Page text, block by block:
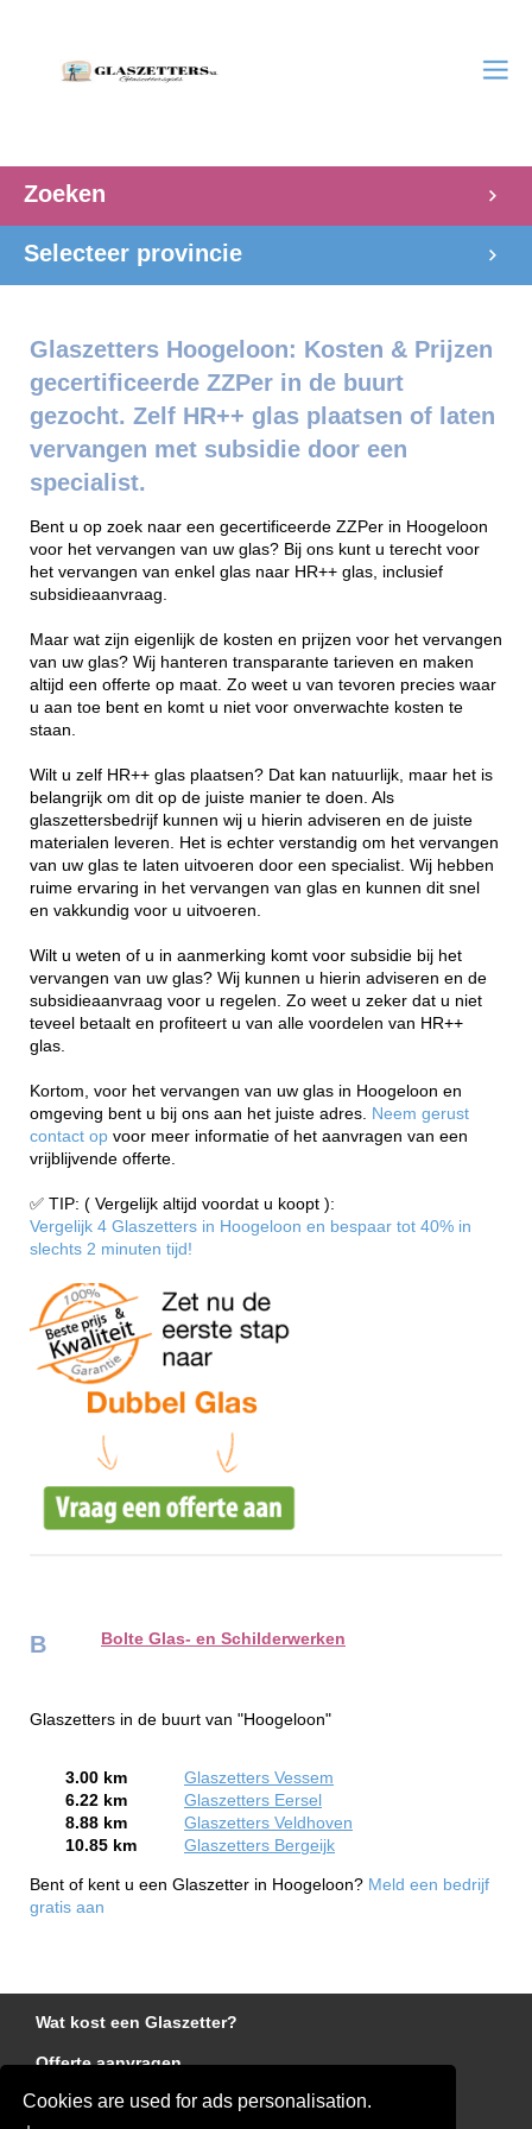
Cookies are used for ads personalisation.
Zoeken
Selecteer provincie
Glaszetters Hoogeloon: Kosten & Prijzen
gecertificeerde ZZPer in de buurt
gezocht. Zelf HR++ glas plaatsen of laten
vervangen met subsidie door een
specialist.
Bent u op zoek naar een gecertificeerde ZZPer in Hoogeloon
voor het vervangen van uw glas? Bij ons kunt u terecht voor
het vervangen van enkel glas naar HR++ glas, inclusief
subsidieaanvraag.
Maar wat zijn eigenlijk de kosten en prijzen voor het vervangen
van uw glas? Wij hanteren transparante tarieven en maken
altijd een offerte op maat. Zo weet u van tevoren precies waar
u aan toe bent en komt u niet voor onverwachte kosten te
staan.
Wilt u zelf HR++ glas plaatsen? Dat kan natuurlijk, maar het is
belangrijk om dit op de juiste manier te doen. Als
glaszettersbedrijf kunnen wij u hierin adviseren en de juiste
materialen leveren. Het is echter verstandig om het vervangen
van uw glas te laten uitvoeren door een specialist. Wij hebben
ruime ervaring in het vervangen van glas en kunnen dit snel
en vakkundig voor u uitvoeren.
Wilt u weten of u in aanmerking komt voor subsidie bij het
vervangen van uw glas? Wij kunnen u hierin adviseren en de
subsidieaanvraag voor u regelen. Zo weet u zeker dat u niet
teveel betaalt en profiteert u van alle voordelen van HR++
glas.
Kortom, voor het vervangen van uw glas in Hoogeloon en
omgeving bent u bij ons aan het juiste adres. Neem gerust
contact op voor meer informatie of het aanvragen van een
vrijblijvende offerte.
✅ TIP: ( Vergelijk altijd voordat u koopt ):
Vergelijk 4 Glaszetters in Hoogeloon en bespaar tot 40% in
slechts 2 minuten tijd!
B Bolte Glas- en Schilderwerken
Glaszetters in de buurt van "Hoogeloon"
3.00 km
Glaszetters Vessem
6.22 km
Glaszetters Eersel
8.88 km
Glaszetters Veldhoven
10.85 km
Glaszetters Bergeijk
Bent of kent u een Glaszetter in Hoogeloon? Meld een bedrijf
gratis aan
Wat kost een Glaszetter?
Offerte aanvragen
Links